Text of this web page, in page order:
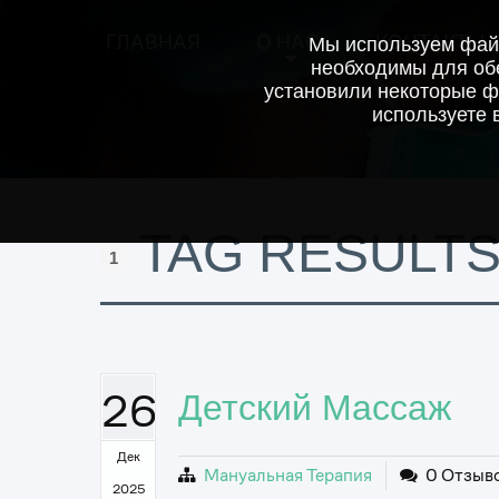
О НАС КОНТАКТЫ
1 TAG
26
Дек
2025
Детский Массаж
Мануальная Терапия 0
Мы используем
необходимы для
установили некоторые
используете